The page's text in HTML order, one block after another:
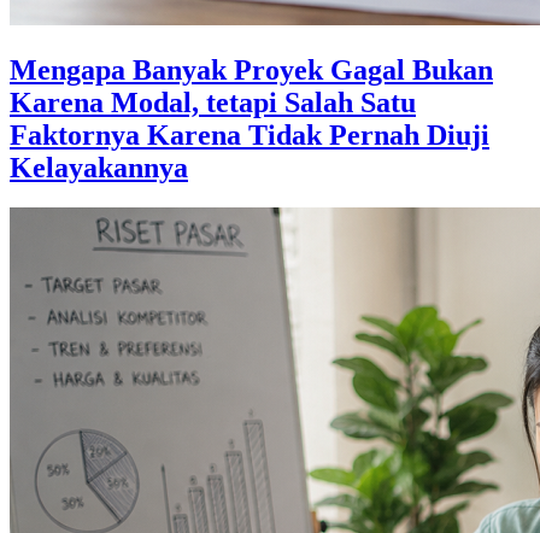
Mengapa Banyak Proyek Gagal Bukan
Karena Modal, tetapi Salah Satu
Faktornya Karena Tidak Pernah Diuji
Kelayakannya